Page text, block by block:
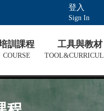
登入
Sign In
訓課程
COURSE
工具與教材